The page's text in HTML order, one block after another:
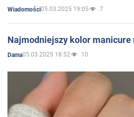
Wiadomości05.03.2025 19:05 7
Najmodniejszy kolor manicure
Dama05.03.2025 18:52 10